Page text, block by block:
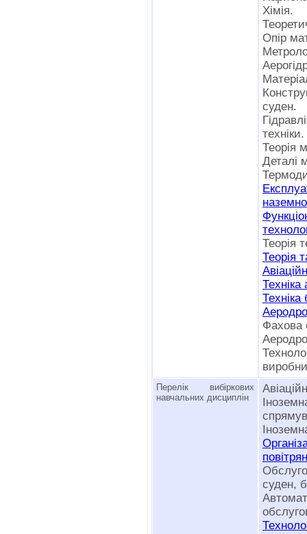
Хімія.
Опір
суден.
техніки.
Теорія
Деталі
Теорія
Теорія
Техніка
Техніка
Фахова
Перелік вибіркових
навчальних дисциплін
суден,